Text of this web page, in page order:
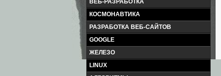
ВЕБ-РАЗРАБОТКА
КОСМОНАВТИКА
РАЗРАБОТКА ВЕБ-САЙТОВ
GOOGLE
ЖЕЛЕЗО
LINUX